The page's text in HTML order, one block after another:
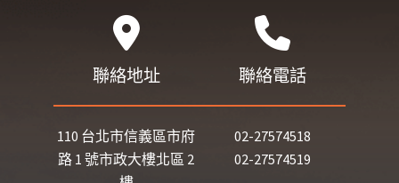
聯絡地址
110 台北市信義區市府
路 1 號市政大樓北區 2
聯絡電話
02-27574518
02-27574519